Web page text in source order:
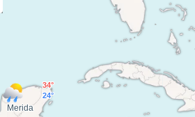
34°
24°
Merida